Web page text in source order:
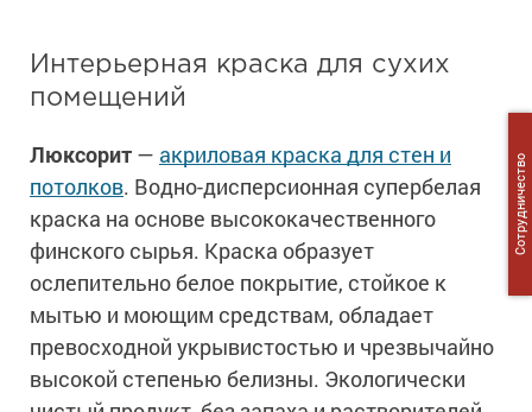
Интерьерная краска для сухих
помещений
Люксорит — акриловая краска для стен и
потолков. Водно-дисперсионная супербелая
краска на основе высококачественного
финского сырья. Краска образует
ослепительно белое покрытие, стойкое к
мытью и моющим средствам, обладает
превосходной укрывистостью и чрезвычайно
высокой степенью белизны. Экологически
Сотрудничество